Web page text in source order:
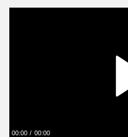
00:00 00:00